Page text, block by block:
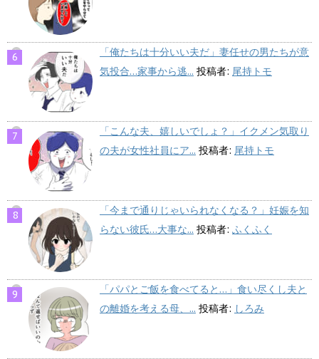
「俺たちは十分いい夫だ」妻任せの男たちが意
気投合…家事から逃... 投稿者: 尾持トモ
「こんな夫、嬉しいでしょ？」イクメン気取り
の夫が女性社員にア... 投稿者: 尾持トモ
「今まで通りじゃいられなくなる？」妊娠を知
らない彼氏…大事な... 投稿者: ふくふく
「パパとご飯を食べてると…」食い尽くし夫と
の離婚を考える母、... 投稿者: しろみ